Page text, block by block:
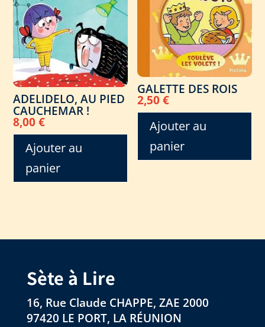
ADELIDELO, AU PIED
CAUCHEMAR !
8,00€
Ajouter au
panier
GALETTE DES ROIS
2,50€
Ajouter au
panier
Sète à Lire
16, Rue Claude CHAPPE, ZAE 2000
97420 LE PORT, LA RÉUNION